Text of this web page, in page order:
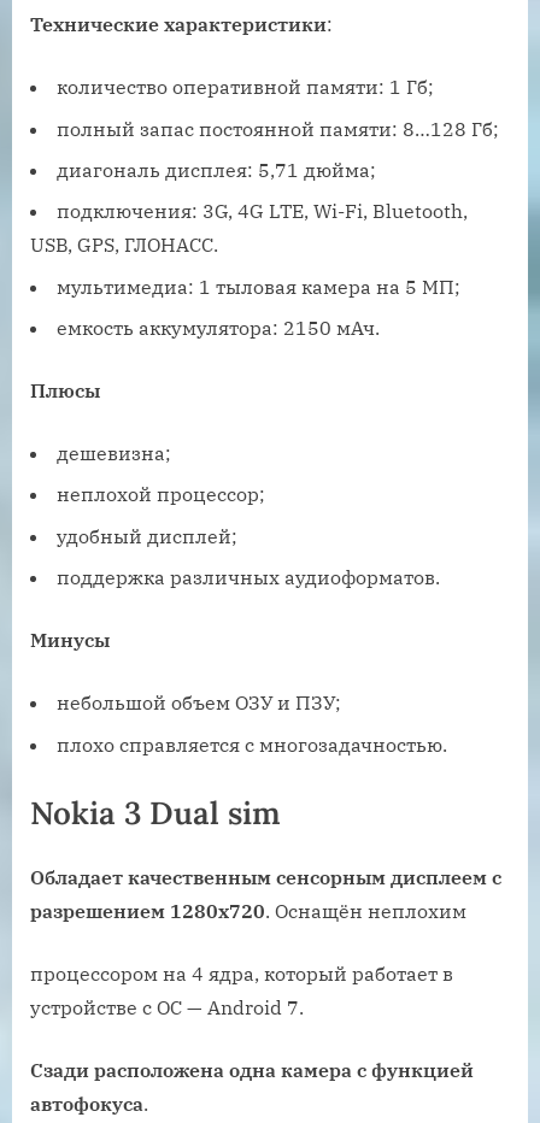
Технические характеристики:
количество оперативной памяти: 1 Гб;
полный запас постоянной памяти: 8…128 Гб;
диагональ дисплея: 5,71 дюйма;
подключения: 3G, 4G LTE, Wi-Fi, Bluetooth,
USB, GPS, ГЛОНАСС.
мультимедиа: 1 тыловая камера на 5 МП;
емкость аккумулятора: 2150 мАч.
Плюсы
дешевизна;
неплохой процессор;
удобный дисплей;
поддержка различных аудиоформатов.
Минусы
небольшой объем ОЗУ и ПЗУ;
плохо справляется с многозадачностью.
Nokia 3 Dual sim
Обладает качественным сенсорным дисплеем с
разрешением 1280х720. Оснащён неплохим
процессором на 4 ядра, который работает в
устройстве с ОС — Android 7.
Сзади расположена одна камера с функцией
автофокуса.